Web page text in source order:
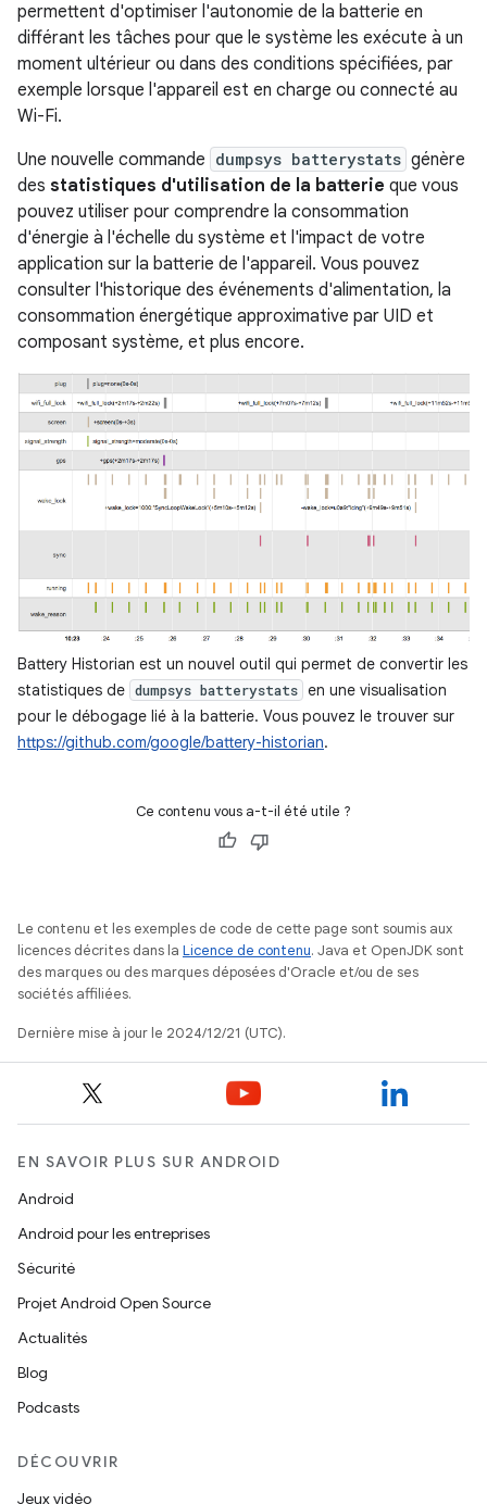
permettent d'optimiser l'autonomie de la batterie en
différant les tâches pour que le système les exécute à un
moment ultérieur ou dans des conditions spécifiées, par
exemple lorsque l'appareil est en charge ou connecté au
Wi-Fi.
Une nouvelle commande dumpsys batterystats génère
des statistiques d'utilisation de la batterie que vous
pouvez utiliser pour comprendre la consommation
d'énergie à l'échelle du système et l'impact de votre
application sur la batterie de l'appareil. Vous pouvez
consulter l'historique des événements d'alimentation, la
consommation énergétique approximative par UID et
composant système, et plus encore.
Battery Historian est un nouvel outil qui permet de convertir les
statistiques de dumpsys batterystats en une visualisation
pour le débogage lié à la batterie. Vous pouvez le trouver sur
https://github.com/google/battery-historian.
Ce contenu vous a-t-il été utile ?
Le contenu et les exemples de code de cette page sont soumis aux
licences décrites dans la Licence de contenu. Java et OpenJDK sont
des marques ou des marques déposées d'Oracle et/ou de ses
sociétés affiliées.
Dernière mise à jour le 2024/12/21 (UTC).
EN SAVOIR PLUS SUR ANDROID
Android
Android pour les entreprises
Sécurité
Projet Android Open Source
Actualités
Blog
Podcasts
DÉCOUVRIR
Jeux vidéo